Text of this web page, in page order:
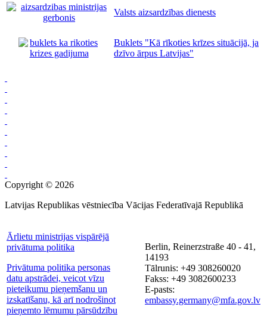
Valsts aizsardzības dienests
Buklets "Kā rīkoties krīzes situācijā, ja
dzīvo ārpus Latvijas"
Copyright © 2026
Latvijas Republikas vēstniecība Vācijas Federatīvajā Republikā
Ārlietu ministrijas vispārējā
privātuma politika
Privātuma politika personas
datu apstrādei, veicot vīzu
pieteikumu pieņemšanu un
izskatīšanu, kā arī nodrošinot
pieņemto lēmumu pārsūdzību
Berlin, Reinerzstraße 40 - 41,
14193
Tālrunis: +49 308260020
Fakss: +49 3082600233
E-pasts:
embassy.germany@mfa.gov.lv